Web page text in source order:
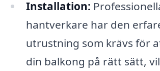
Installation:
hantverkare har den
utrustning som krävs för
din balkong på rätt sätt,